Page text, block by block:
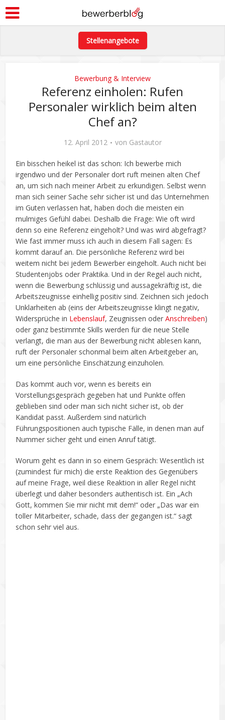
Stellenangebote
Bewerbung & Interview
Referenz einholen: Rufen
Personaler wirklich beim alten
Chef an?
12. April 2012 von Gastautor
Ein bisschen heikel ist das schon: Ich bewerbe mich
irgendwo und der Personaler dort ruft meinen alten Chef
an, um sich nach meiner Arbeit zu erkundigen. Selbst wenn
man sich seiner Sache sehr sicher ist und das Unternehmen
im Guten verlassen hat, haben doch die meisten ein
mulmiges Gefühl dabei. Deshalb die Frage: Wie oft wird
denn so eine Referenz eingeholt? Und was wird abgefragt?
Wie fast immer muss ich auch in diesem Fall sagen: Es
kommt darauf an. Die persönliche Referenz wird bei
weitem nicht bei jedem Bewerber eingeholt. Auch nicht bei
Studentenjobs oder Praktika. Und in der Regel auch nicht,
wenn die Bewerbung schlüssig und aussagekräftig ist, die
Arbeitszeugnisse einhellig positiv sind. Zeichnen sich jedoch
Unklarheiten ab (eins der Arbeitszeugnisse klingt negativ,
Widersprüche in Lebenslauf, Zeugnissen oderAnschreiben)
oder ganz bestimmte Skills werden für die neue Stelle
verlangt, die man aus der Bewerbung nicht ablesen kann,
ruft der Personaler schonmal beim alten Arbeitgeber an,
um eine persönliche Einschätzung einzuholen.
Das kommt auch vor, wenn es bereits ein
Vorstellungsgespräch gegeben hat und Punkte offen
geblieben sind oder man sich nicht sicher ist, ob der
Kandidat passt. Außerdem sind natürlich
Führungspositionen auch typische Fälle, in denen man auf
Nummer sicher geht und einen Anruf tätigt.
Worum geht es dann in so einem Gespräch: Wesentlich ist
(zumindest für mich) die erste Reaktion des Gegenübers
auf meine Frage, weil diese Reaktion in aller Regel nicht
überlegt und daher besonders authentisch ist. Ein „Ach
Gott, kommen Sie mir nicht mit dem!“ oder „Das war ein
toller Mitarbeiter, schade, dass der gegangen ist.“ sagt
schon sehr viel aus.